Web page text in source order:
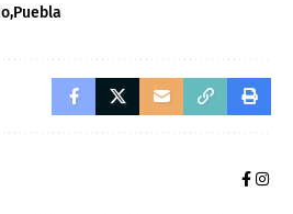
Puebla